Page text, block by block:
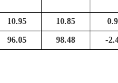
10.95 10.85
96.05 98.48 -